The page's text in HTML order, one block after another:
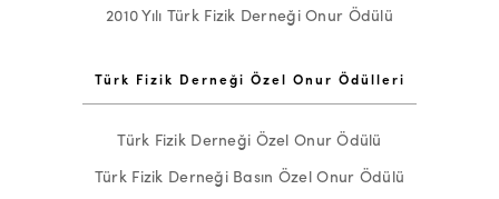
2010 Yılı Türk Fizik Derneği Onur Ödülü
Türk Fizik Derneği Özel Onur Ödülleri
Türk Fizik Derneği Özel Onur Ödülü
Türk Fizik Derneği Basın Özel Onur Ödülü